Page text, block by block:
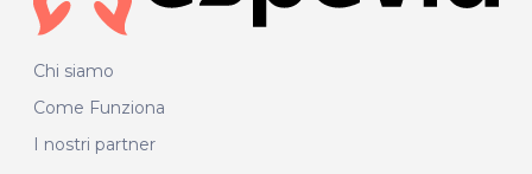
Chi siamo
Come Funziona
I nostri partner